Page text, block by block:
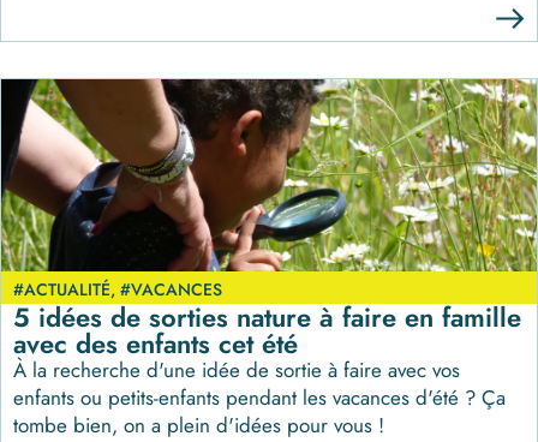
#ACTUALITÉ, #VACANCES
5 idées de sorties nature à faire en famille
avec des enfants cet été
À la recherche d'une idée de sortie à faire avec vos
enfants ou petits-enfants pendant les vacances d'été ? Ça
tombe bien, on a plein d'idées pour vous !